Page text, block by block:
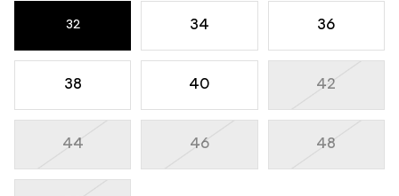
32 34 36
38 40 42
44 46 48